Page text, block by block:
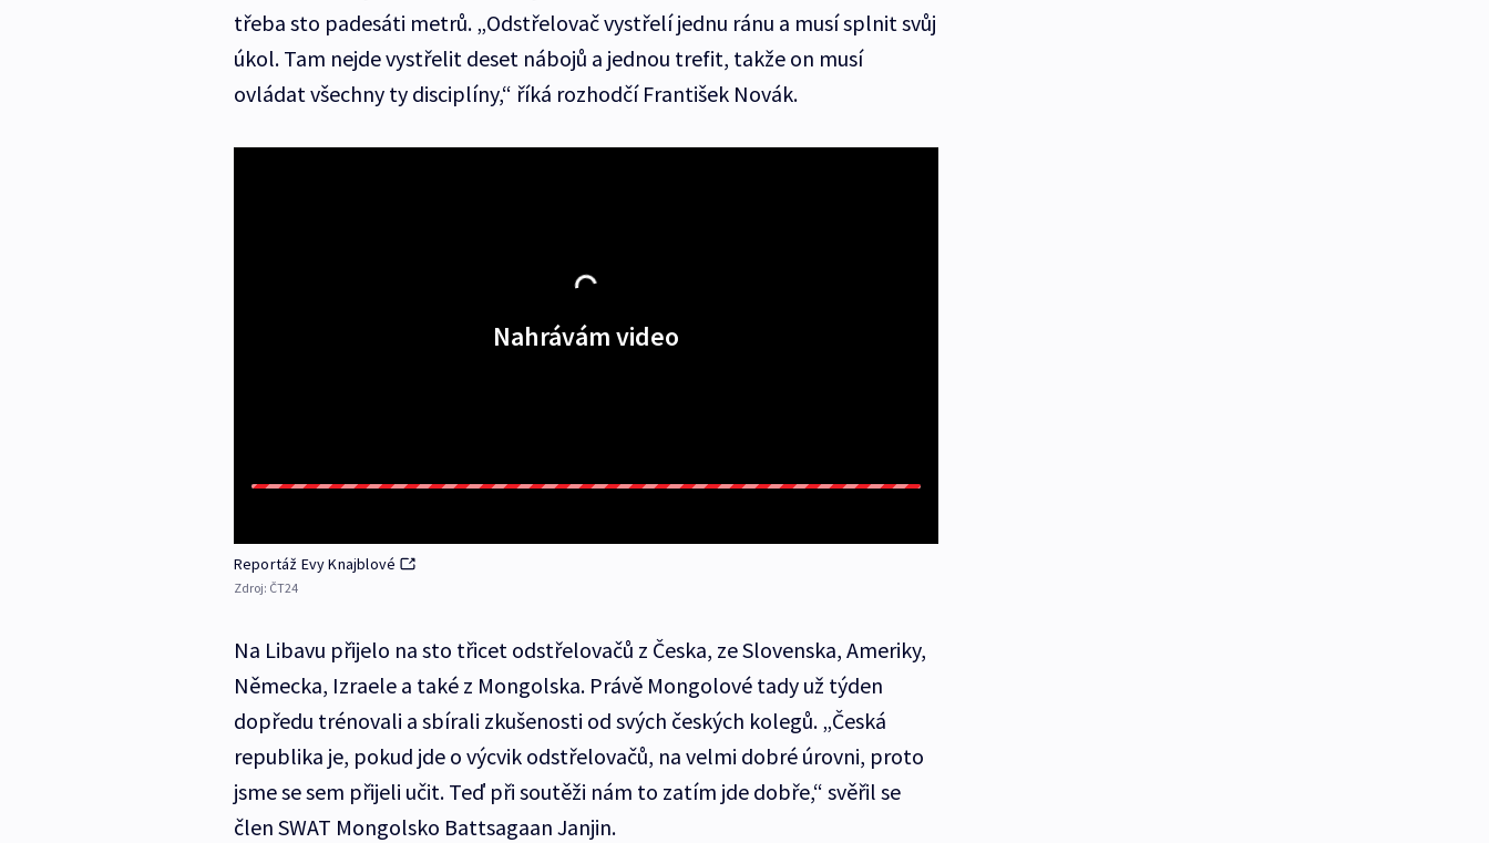
třeba sto padesáti metrů. „Odstřelovač vystřelí jednu ránu a musí splnit svůj
úkol. Tam nejde vystřelit deset nábojů a jednou trefit, takže on musí
ovládat všechny ty disciplíny,“ říká rozhodčí František Novák.
Nahrávám video
Reportáž Evy Knajblové
Zdroj: ČT24
Na Libavu přijelo na sto třicet odstřelovačů z Česka, ze Slovenska, Ameriky,
Německa, Izraele a také z Mongolska. Právě Mongolové tady už týden
dopředu trénovali a sbírali zkušenosti od svých českých kolegů. „Česká
republika je, pokud jde o výcvik odstřelovačů, na velmi dobré úrovni, proto
jsme se sem přijeli učit. Teď při soutěži nám to zatím jde dobře,“ svěřil se
člen SWAT Mongolsko Battsagaan Janjin.